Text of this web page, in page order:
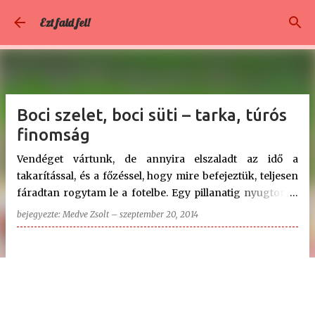
Ezt fald fel!
Boci szelet, boci süti – tarka, túrós
finomság
Vendéget vártunk, de annyira elszaladt az idő a
takarítással, és a főzéssel, hogy mire befejeztük, teljesen
fáradtan rogytam le a fotelbe. Egy pillanatig nyugton is
voltam. De nem hagyott nyugodni a gondolat, hogy sütni
kellene valamit, hiszen mégiscsak vendéget várunk! Az
bejegyezte:Medve Zsolt – szeptember 20, 2014